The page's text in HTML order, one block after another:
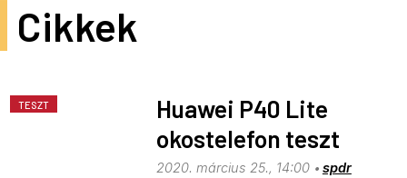
Cikkek
TESZT
Huawei P40 Lite
okostelefon teszt
2020. március 25., 14:00 spdr